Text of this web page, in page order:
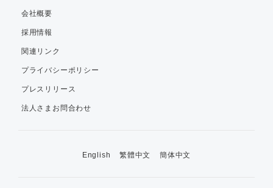
会社概要
採用情報
関連リンク
プライバシーポリシー
プレスリリース
法人さまお問合わせ
English 繁體中文 簡体中文